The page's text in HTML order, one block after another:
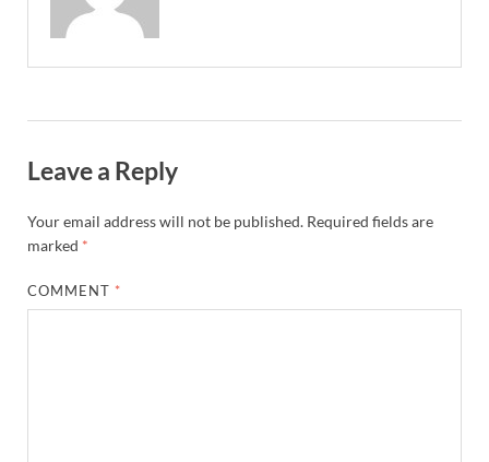
Leave a Reply
Your email address will not be published. Required fields are
marked *
COMMENT *